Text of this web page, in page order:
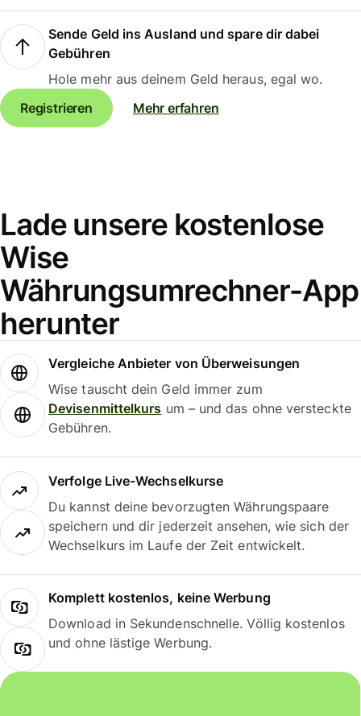
Sende Geld ins Ausland und spare dir dabei
Gebühren
Hole mehr aus deinem Geld heraus, egal wo.
Registrieren
Mehr erfahren
Lade unsere kostenlose
Wise
Währungsumrechner-App
herunter
Vergleiche Anbieter von Überweisungen
Wise tauscht dein Geld immer zum
Devisenmittelkurs um – und das ohne versteckte
Gebühren.
Verfolge Live-Wechselkurse
Du kannst deine bevorzugten Währungspaare
speichern und dir jederzeit ansehen, wie sich der
Wechselkurs im Laufe der Zeit entwickelt.
Komplett kostenlos, keine Werbung
Download in Sekundenschnelle. Völlig kostenlos
und ohne lästige Werbung.